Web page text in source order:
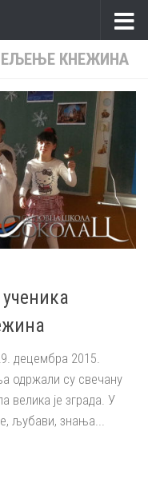
КНЕЖИНА
децембра 2015.
одржали су свечану
велика је зграда. У
љубави, знања...